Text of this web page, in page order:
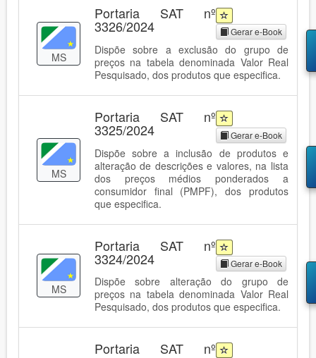
MS
Portaria SAT nº
3326/2024 Gerar e-Book
Dispõe sobre a exclusão do grupo de
preços na tabela denominada Valor Real
Pesquisado, dos produtos que especifica.
MS
Portaria SAT nº
3325/2024 Gerar e-Book
Dispõe sobre a inclusão de produtos e
alteração de descrições e valores, na lista
dos preços médios ponderados a
consumidor final (PMPF), dos produtos
que especifica.
MS
Portaria SAT nº
3324/2024 Gerar e-Book
Dispõe sobre alteração do grupo de
preços na tabela denominada Valor Real
Pesquisado, dos produtos que especifica.
Portaria SAT nº